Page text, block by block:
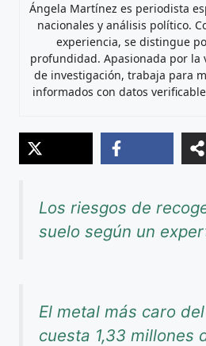
Ángela Martínez es periodista
nacionales y análisis político.
experiencia, se distingue
profundidad. Apasionada por la
de investigación, trabaja para
informados con datos
Los riesgos de
suelo según un
El metal más caro
cuesta 1,33 millones